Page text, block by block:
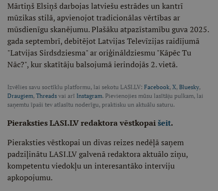
Mārtiņš Elsiņš darbojas latviešu estrādes un kantrī
mūzikas stilā, apvienojot tradicionālas vērtības ar
mūsdienīgu skanējumu. Plašāku atpazīstamību guva 2025.
gada septembrī, debitējot Latvijas Televīzijas raidījumā
"Latvijas Sirdsdziesma" ar oriģināldziesmu "Kāpēc Tu
Nāc?", kur skatītāju balsojumā ierindojās 2. vietā.
Izvēlies savu soctīklu platformu, lai sekotu LASI.LV: Facebook, X, Bluesky,
Draugiem, Threads vai arī Instagram. Pievienojies mūsu lasītāju pulkam, lai
saņemtu īpaši tev atlasītu noderīgu, praktisku un aktuālu saturu.
Pieraksties LASI.LV redaktora vēstkopaišeit.
Pieraksties vēstkopai un divas reizes nedēļā saņem
padziļinātu LASI.LV galvenā redaktora aktuālo ziņu,
kompetentu viedokļu un interesantāko interviju
apkopojumu.